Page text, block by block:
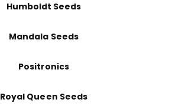
Humboldt Seeds
Mandala Seeds
Positronics
Royal Queen Seeds